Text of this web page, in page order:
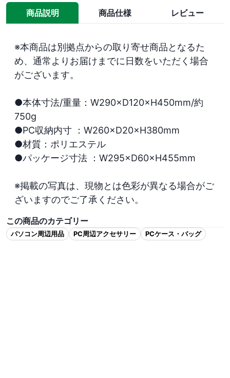
商品説明 商品仕様 レビュー
※本商品は別拠点からの取り寄せ商品となるた
め、通常よりお届けまでに日数をいただく場合
がございます。
●本体寸法/重量：W290×D120×H450mm/約
750g
●PC収納内寸 ：W260×D20×H380mm
●材質：ポリエステル
●パッケージ寸法 ：W295×D60×H455mm
※掲載の写真は、現物とは色彩が異なる場合がご
ざいますのでご了承ください。
この商品のカテゴリー
パソコン周辺用品 PC周辺アクセサリー PCケース・バッグ